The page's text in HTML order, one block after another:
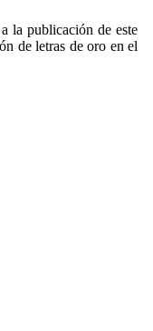
la publicación de este
de letras de oro en el